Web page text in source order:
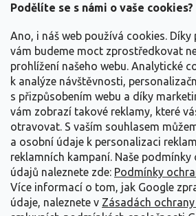
Podělíte se s námi o vaše cookies?
Ano, i náš web používá cookies.
vám budeme moct zprostředkovat
prohlížení našeho webu. Analytické
k analýze návštěvnosti,
s přizpůsobením webu a díky
vám zobrazí takové reklamy, které
otravovat. S vaším souhlasem
a osobní údaje k personalizaci
reklamních kampaní. Naše
údajů naleznete zde: Podmínky
Více informací o tom, jak Google
údaje, naleznete v Zásadách
Vše o nákupu
Informace pro Vás
Kontakujte nás